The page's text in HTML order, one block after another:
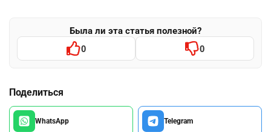
Была ли эта статья полезной?
0 0
Поделиться
WhatsApp Telegram